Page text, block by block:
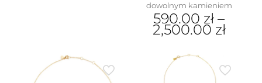
dowolnym kamieniem
590.00 zł –
2,500.00 zł
produkt